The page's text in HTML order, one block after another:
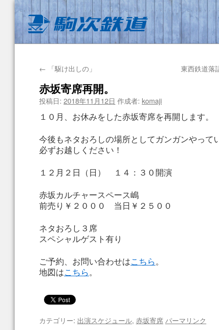
← 「駆け出しの」 東西鉄道落
赤坂寄席再開。
投稿日: 2018年11月12日 作成者: komaji
１０月、お休みをした赤坂寄席を再開します。
今後もネタおろしの場所としてガンガンやって
必ずお越しください！
１２月２日（日） １４：３０開演
赤坂カルチャースペース嶋
前売り￥２０００ 当日￥２５００
ネタおろし３席
スペシャルゲスト有り
ご予約、お問い合わせはこちら。
地図はこちら。
カテゴリー: 出演スケジュール, 赤坂寄席 パーマリンク